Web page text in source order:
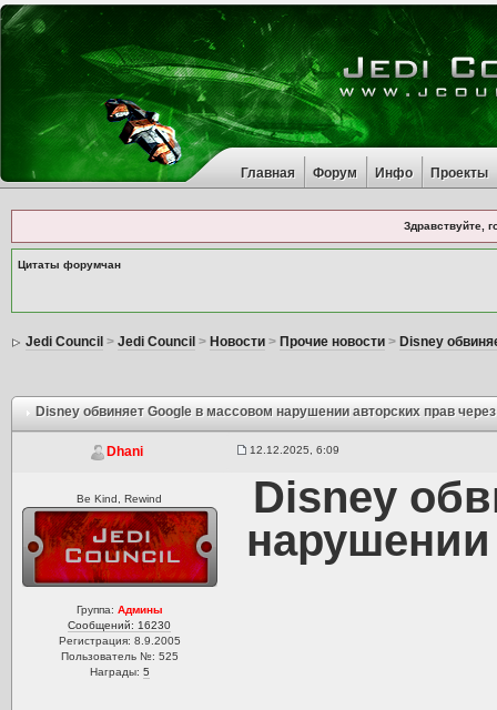
Главная Форум Инфо Проекты
Здравствуйте,
Цитаты форумчан
Jedi Council > Jedi Council > Новости> Прочие новости> Disney
Disney обвиняет Google в массовом нарушении авторских прав
Dhani 12.12.2025, 6:09
Be Kind, Rewind
Группа: Админы
Сообщений: 16230
Регистрация: 8.9.2005
Пользователь №: 525
Награды: 5
Disney